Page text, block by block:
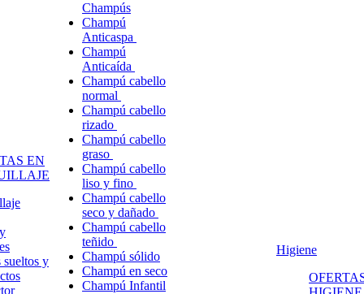
EN
sueltos y
Champús
Champú
Anticaspa
Champú
Anticaída
Champú cabello
normal
Champú cabello
rizado
Champú cabello
graso
Champú cabello
liso y fino
Champú cabello
seco y dañado
Champú cabello
teñido
Champú sólido
Champú en seco
Champú Infantil
Higiene